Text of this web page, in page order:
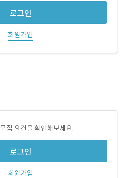
로그인
회원가입
집 요건을 확인해보세요.
로그인
회원가입